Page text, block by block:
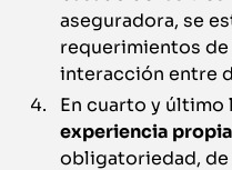
aseguradora, se
requerimientos
interacción entre
En cuarto y último
experiencia propia
obligatoriedad,